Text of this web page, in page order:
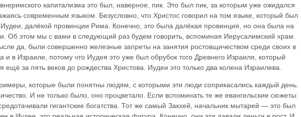
капитализма это был, наверное, пик. Это был пик, за которым уже ожидался
современным языком. Безусловно, что Христос говорил на том языке, который был
далёкой провинции Рима. Конечно, это была далёкая провинция, но она была на
Об этом мы с вами в следующий раз будем говорить, вспоминая Иерусалимский храм.
да, были совершенно железные запреты на занятия ростовщичеством среди своих в
и в Израиле, потому что Иудея это уже был обрубок того Древнего Израиля, который
ещё за пять веков до рождества Христова. Иудеи это только два колена Израилева.
которые были понятны людям, с которыми эти люди соприкасались каждый день.
И не только было, оно процветало. Если вспоминать те же евангельские сюжеты:
гигантские богатства. Тот же самый Закхей, начальник мытарей — это был